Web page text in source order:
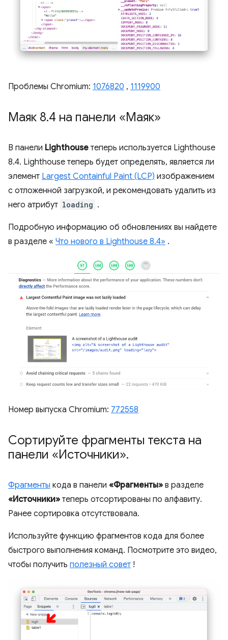
Проблемы Chromium: 1076820 , 1119900
Маяк 8.4 на панели «Маяк»
В панели Lighthouse теперь используется Lighthouse
8.4. Lighthouse теперь будет определять, является ли
элемент Largest Containful Paint (LCP) изображением
с отложенной загрузкой, и рекомендовать удалить из
него атрибут loading .
Подробную информацию об обновлениях вы найдете
в разделе « Что нового в Lighthouse 8.4» .
Номер выпуска Chromium: 772558
Сортируйте фрагменты текста на
панели «Источники».
Фрагменты кода в панели «Фрагменты» в разделе
«Источники» теперь отсортированы по алфавиту.
Ранее сортировка отсутствовала.
Используйте функцию фрагментов кода для более
быстрого выполнения команд. Посмотрите это видео,
чтобы получить полезный совет !